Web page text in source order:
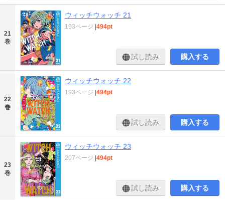
21
巻
ウィッチウォッチ 21
193ページ |494pt
試し読み 購入する
22
巻
ウィッチウォッチ 22
193ページ |494pt
試し読み 購入する
23
巻
ウィッチウォッチ 23
207ページ |494pt
試し読み 購入する